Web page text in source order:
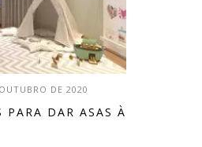
DE 2020
DAR ASAS À